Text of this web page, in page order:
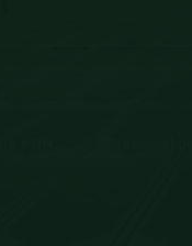
on dokumentoitu
turistikunnat
eSIM